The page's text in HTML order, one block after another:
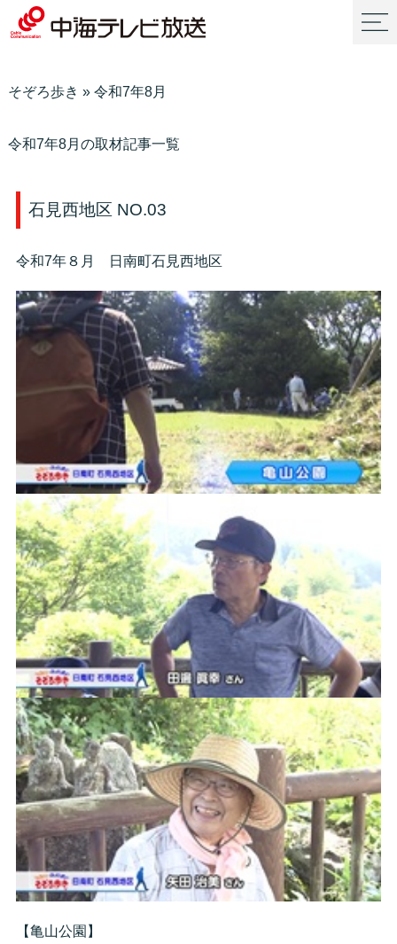
そぞろ歩き » 令和7年8月
令和7年8月の取材記事一覧
石見西地区 NO.03
令和7年８月 日南町石見西地区
【亀山公園】